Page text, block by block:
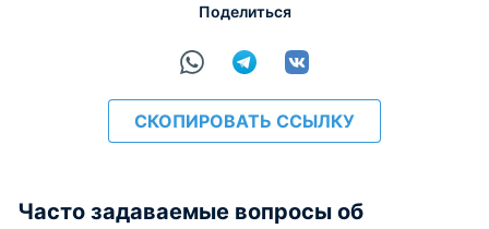
Поделиться
СКОПИРОВАТЬ ССЫЛКУ
Часто задаваемые вопросы об